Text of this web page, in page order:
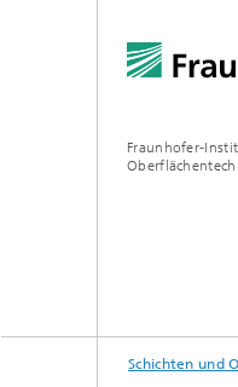
Fraunhofer-
Schichten und